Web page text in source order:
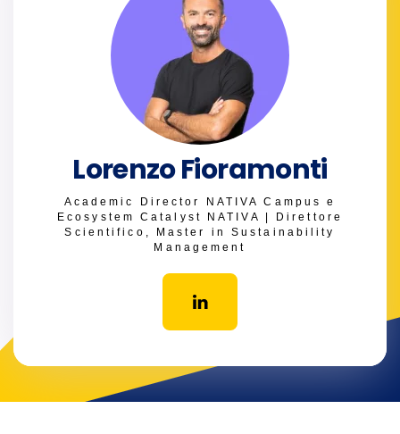
Lorenzo Fioramonti
Academic Director NATIVA Campus e
Ecosystem Catalyst NATIVA | Direttore
Scientifico, Master in Sustainability
Management